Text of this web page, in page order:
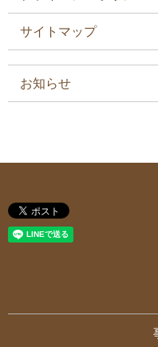
サイトマップ
お知らせ